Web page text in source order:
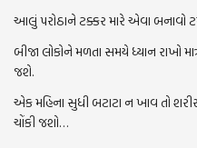
આલું પરોઠાને ટક્કર મારે એવા બનાવો
બીજા લોકોને મળતા સમયે ધ્યાન રાખો
જશે.
એક મહિના સુધી બટાટા ન ખાવ તો
ચોંકી જશો…